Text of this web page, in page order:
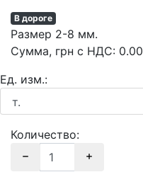
В дороге
Размер 2-8 мм.
Сумма, грн с НДС: 0.00
Ед. изм.:
Количество: